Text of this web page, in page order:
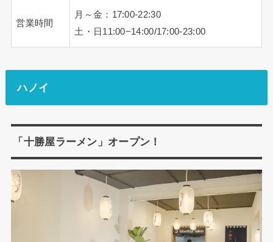
営業時間
月～金：17:00-22:30
土・日11:00−14:00/17:00-23:00
ハノイ
「十勝屋ラーメン」オープン！